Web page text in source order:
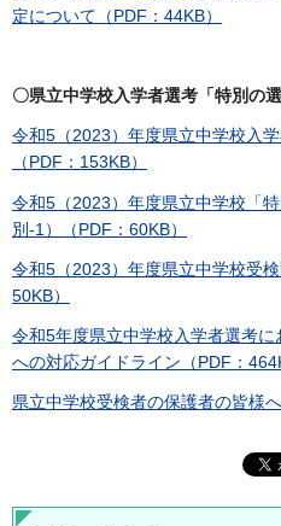
定について（PDF：44KB）
〇県立中学校入学者選考「特別の
令和5（2023）年度県立中学校入
（PDF：153KB）
令和5（2023）年度県立中学校「
別-1）（PDF：60KB）
令和5（2023）年度県立中学校受
50KB）
令和5年度県立中学校入学者選考
への対応ガイドライン（PDF：
県立中学校受検者の保護者の皆様